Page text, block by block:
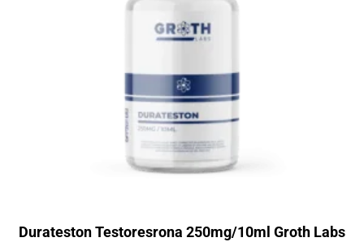
Durateston Testoresrona 250mg/10ml Groth Labs